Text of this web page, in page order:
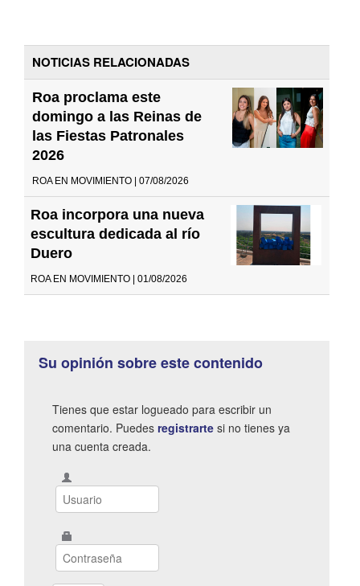
NOTICIAS RELACIONADAS
Roa proclama este
domingo a las Reinas de
las Fiestas Patronales
2026
ROA EN MOVIMIENTO | 07/08/2026
Roa incorpora una nueva
escultura dedicada al río
Duero
ROA EN MOVIMIENTO | 01/08/2026
Su opinión sobre este contenido
Tienes que estar logueado para escribir un
comentario. Puedes registrarte si no tienes ya
una cuenta creada.